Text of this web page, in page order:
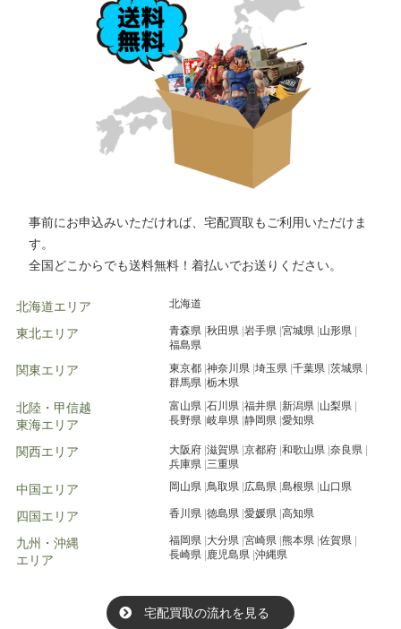
水戸市
高崎市 小山市
事前にお申込みいただければ、宅配買取もご利用いただけま
す。
全国どこからでも送料無料！着払いでお送りください。
北海道エリア 北海道
東北エリア 青森県 秋田県 岩手県 宮城県 山形県
福島県
関東エリア 東京都 神奈川県 埼玉県 千葉県 茨城県
群馬県 栃木県
北陸・甲信越
東海エリア
富山県 石川県 福井県 新潟県 山梨県
長野県 岐阜県 静岡県 愛知県
関西エリア 大阪府 滋賀県 京都府 和歌山県 奈良県
兵庫県 三重県
中国エリア 岡山県 鳥取県 広島県 島根県 山口県
四国エリア 香川県 徳島県 愛媛県 高知県
九州・沖縄
エリア
福岡県 大分県 宮崎県 熊本県 佐賀県
長崎県 鹿児島県 沖縄県
宅配買取の流れを見る